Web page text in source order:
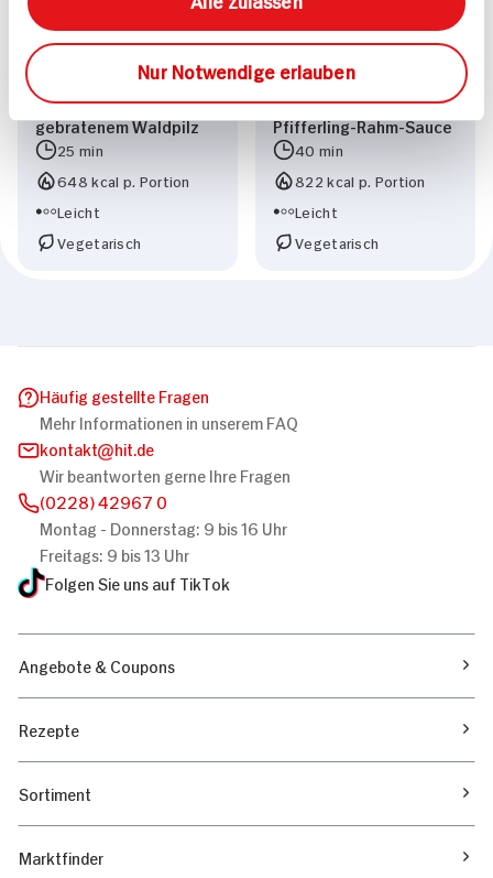
Nur Notwendige erlauben
Valess Gouda auf
gebratenem Waldpilz
25 min
648 kcal p. Portion
Leicht
Vegetarisch
Tagliatelle in
Pfifferling-Rahm-Sauce
40 min
822 kcal p. Portion
Leicht
Vegetarisch
Häufig gestellte Fragen
Mehr Informationen in unserem FAQ
kontakt
hit.de
Wir beantworten gerne Ihre Fragen
(0228) 42967 0
Montag - Donnerstag: 9 bis 16 Uhr
Freitags: 9 bis 13 Uhr
Folgen Sie uns auf TikTok
Angebote & Coupons
Rezepte
Sortiment
Marktfinder